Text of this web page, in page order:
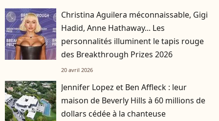
Christina Aguilera méconnaissable, Gigi
Hadid, Anne Hathaway... Les
personnalités illuminent le tapis rouge
des Breakthrough Prizes 2026
20 avril 2026
Jennifer Lopez et Ben Affleck : leur
maison de Beverly Hills à 60 millions de
dollars cédée à la chanteuse